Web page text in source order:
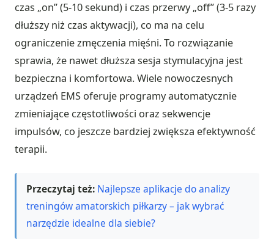
czas „on” (5-10 sekund) i czas przerwy „off” (3-5 razy
dłuższy niż czas aktywacji), co ma na celu
ograniczenie zmęczenia mięśni. To rozwiązanie
sprawia, że nawet dłuższa sesja stymulacyjna jest
bezpieczna i komfortowa. Wiele nowoczesnych
urządzeń EMS oferuje programy automatycznie
zmieniające częstotliwości oraz sekwencje
impulsów, co jeszcze bardziej zwiększa efektywność
terapii.
Przeczytaj też: Najlepsze aplikacje do analizy
treningów amatorskich piłkarzy – jak wybrać
narzędzie idealne dla siebie?